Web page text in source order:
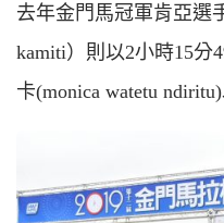
去年金門馬冠軍肯亞選
kamiti）則以2小時15分
卡(monica watetu